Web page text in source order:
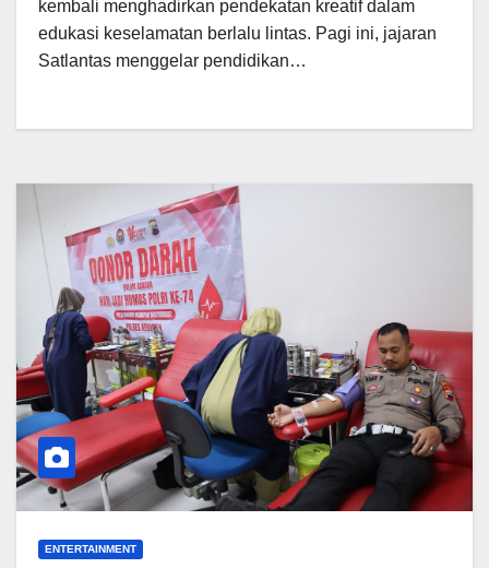
kembali menghadirkan pendekatan kreatif dalam
edukasi keselamatan berlalu lintas. Pagi ini, jajaran
Satlantas menggelar pendidikan…
ENTERTAINMENT